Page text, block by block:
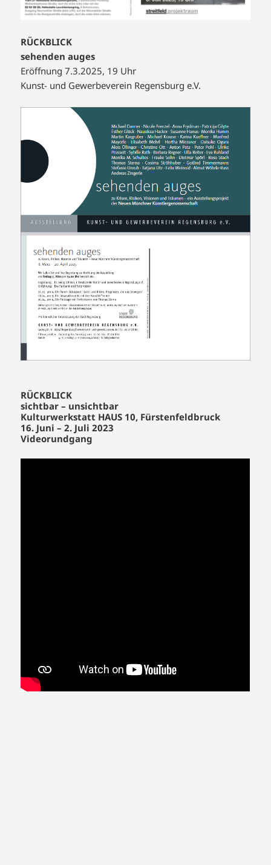
RÜCKBLICK
sehenden auges
Eröffnung 7.3.2025, 19 Uhr
Kunst- und Gewerbeverein Regensburg e.V.
RÜCKBLICK
sichtbar – unsichtbar
Kulturwerkstatt HAUS 10, Fürstenfeldbruck
16. Juni – 2. Juli 2023
Videorundgang